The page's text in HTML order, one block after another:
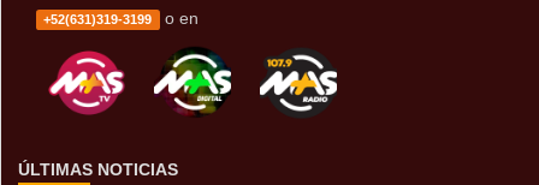
+52(631)319-3199 o en
ÚLTIMAS NOTICIAS